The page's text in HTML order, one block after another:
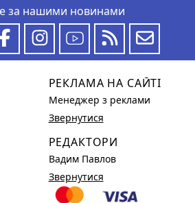
за нашими новинами
РЕКЛАМА НА САЙТІ
Менеджер з реклами
Звернутися
РЕДАКТОРИ
Вадим Павлов
Звернутися